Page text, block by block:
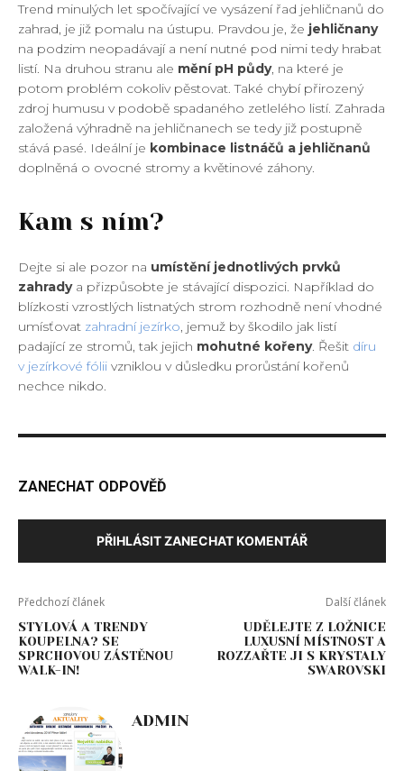
Trend minulých let spočívající ve vysázení řad jehličnanů do
zahrad, je již pomalu na ústupu. Pravdou je, že jehličnany
na podzim neopadávají a není nutné pod nimi tedy hrabat
listí. Na druhou stranu ale mění pH půdy, na které je
potom problém cokoliv pěstovat. Také chybí přirozený
zdroj humusu v podobě spadaného zetlelého listí. Zahrada
založená výhradně na jehličnanech se tedy již postupně
stává pasé. Ideální je kombinace listnáčů a jehličnanů
doplněná o ovocné stromy a květinové záhony.
Kam s ním?
Dejte si ale pozor na umístění jednotlivých prvků
zahradya přizpůsobte je stávající dispozici. Například do
blízkosti vzrostlých listnatých strom rozhodně není vhodné
umísťovat zahradní jezírko, jemuž by škodilo jak listí
padající ze stromů, tak jejich mohutné kořeny. Řešit díru
v jezírkové fólii vzniklou v důsledku prorůstání kořenů
nechce nikdo.
ZANECHAT ODPOVĚĎ
PŘIHLÁSIT ZANECHAT KOMENTÁŘ
Předchozí článek
STYLOVÁ A TRENDY
KOUPELNA? SE
SPRCHOVOU ZÁSTĚNOU
WALK-IN!
Další článek
UDĚLEJTE Z LOŽNICE
LUXUSNÍ MÍSTNOST A
ROZZAŘTE JI S KRYSTALY
SWAROVSKI
ADMIN